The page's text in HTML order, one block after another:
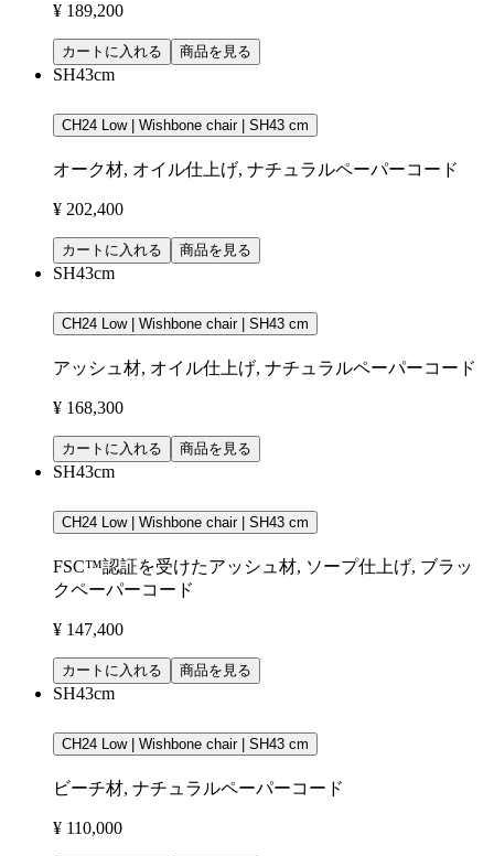
¥ 189,200
カートに入れる 商品を見る
SH43cm
CH24 Low | Wishbone chair | SH43 cm
オーク材, オイル仕上げ, ナチュラルペーパーコード
¥ 202,400
カートに入れる 商品を見る
SH43cm
CH24 Low | Wishbone chair | SH43 cm
アッシュ材, オイル仕上げ, ナチュラルペーパーコード
¥ 168,300
カートに入れる 商品を見る
SH43cm
CH24 Low | Wishbone chair | SH43 cm
FSC™認証を受けたアッシュ材, ソープ仕上げ, ブラッ
クペーパーコード
¥ 147,400
カートに入れる 商品を見る
SH43cm
CH24 Low | Wishbone chair | SH43 cm
ビーチ材, ナチュラルペーパーコード
¥ 110,000